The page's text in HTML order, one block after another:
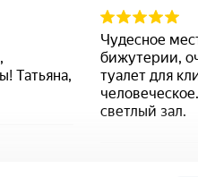
Татьяна,
Чудесное
бижутерии,
туалет для
светлый зал.